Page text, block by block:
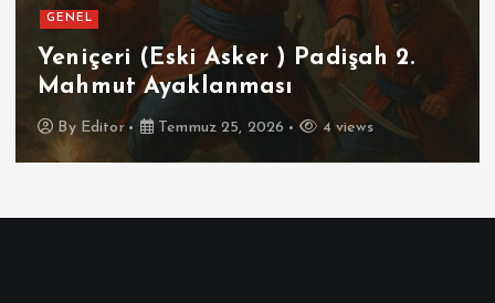
GENEL
Yeniçeri (Eski Asker ) Padişah 2.
Mahmut Ayaklanması
By Editor Temmuz 25, 2026 4 views